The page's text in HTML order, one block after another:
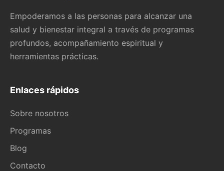
Empoderamos a las personas para alcanzar una
salud y bienestar integral a través de programas
profundos, acompañamiento espiritual y
herramientas prácticas.
Enlaces rápidos
Sobre nosotros
Programas
Blog
Contacto